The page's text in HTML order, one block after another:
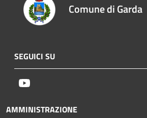
Comune di Garda
SEGUICI SU
AMMINISTRAZIONE